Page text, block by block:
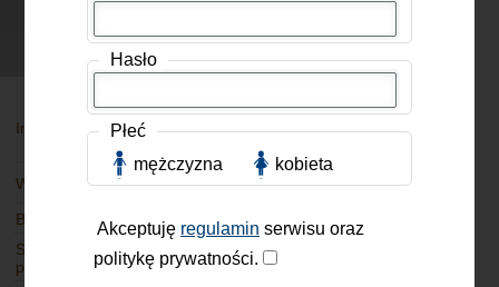
Imię Mieszkam
Polska
Wiek 41 lat
Jak mieszkam
Budowa ciała
Wzrost
Stosunek do
papierosów
Stosunek do
alkoholu
Hasło
Płeć
mężczyzna
kobieta
Akceptuję regulamin serwisu oraz
politykę prywatności.